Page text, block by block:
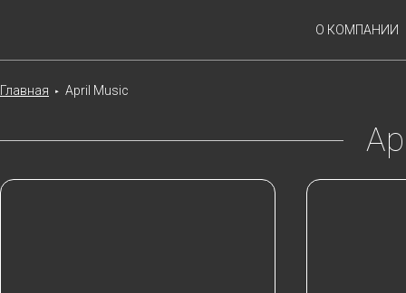
О КОМПАНИИ
Главная ► April Music